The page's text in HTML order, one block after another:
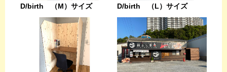
D/birth （M）サイズ D/birth （L）サイズ